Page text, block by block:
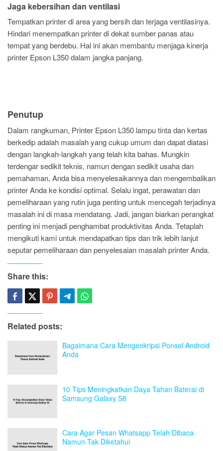
Jaga kebersihan dan ventilasi
Tempatkan printer di area yang bersih dan terjaga ventilasinya.
Hindari menempatkan printer di dekat sumber panas atau
tempat yang berdebu. Hal ini akan membantu menjaga kinerja
printer Epson L350 dalam jangka panjang.
Penutup
Dalam rangkuman, Printer Epson L350 lampu tinta dan kertas
berkedip adalah masalah yang cukup umum dan dapat diatasi
dengan langkah-langkah yang telah kita bahas. Mungkin
terdengar sedikit teknis, namun dengan sedikit usaha dan
pemahaman, Anda bisa menyelesaikannya dan mengembalikan
printer Anda ke kondisi optimal. Selalu ingat, perawatan dan
pemeliharaan yang rutin juga penting untuk mencegah terjadinya
masalah ini di masa mendatang. Jadi, jangan biarkan perangkat
penting ini menjadi penghambat produktivitas Anda. Tetaplah
mengikuti kami untuk mendapatkan tips dan trik lebih lanjut
seputar pemeliharaan dan penyelesaian masalah printer Anda.
Share this:
Related posts:
Bagaimana Cara Mengenkripsi Ponsel Android
Anda
10 Tips Meningkatkan Daya Tahan Baterai di
Samsung Galaxy S8
Cara Agar Pesan Whatsapp Telah Dibaca
Namun Tak Diketahui